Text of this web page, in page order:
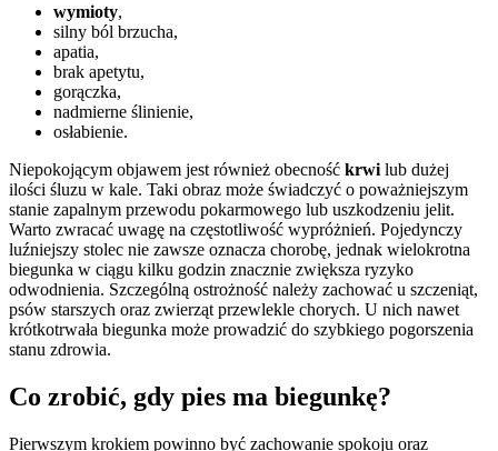
wymioty,
silny ból brzucha,
apatia,
brak apetytu,
gorączka,
nadmierne ślinienie,
osłabienie.
Niepokojącym objawem jest również obecność krwi lub dużej
ilości śluzu w kale. Taki obraz może świadczyć o poważniejszym
stanie zapalnym przewodu pokarmowego lub uszkodzeniu jelit.
Warto zwracać uwagę na częstotliwość wypróżnień. Pojedynczy
luźniejszy stolec nie zawsze oznacza chorobę, jednak wielokrotna
biegunka w ciągu kilku godzin znacznie zwiększa ryzyko
odwodnienia. Szczególną ostrożność należy zachować u szczeniąt,
psów starszych oraz zwierząt przewlekle chorych. U nich nawet
krótkotrwała biegunka może prowadzić do szybkiego pogorszenia
stanu zdrowia.
Co zrobić, gdy pies ma biegunkę?
Pierwszym krokiem powinno być zachowanie spokoju oraz